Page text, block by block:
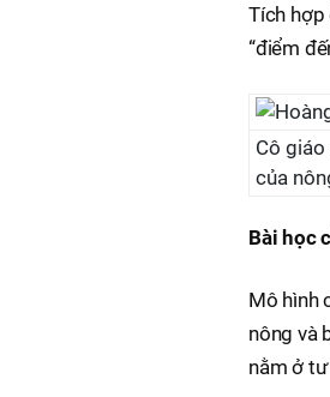
Tích hợp
“điểm
Cô
của
Bài học
Mô hình
nông và
nằm ở